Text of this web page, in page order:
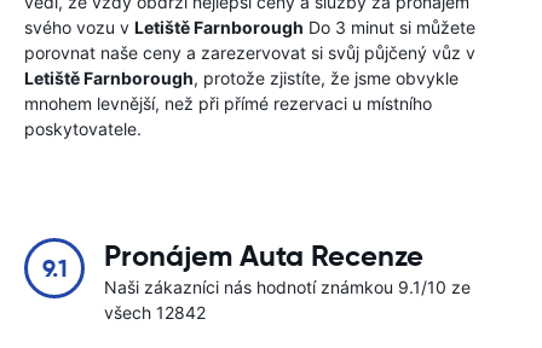
svého vozu v Letiště Farnborough Do 3 minut si můžete
porovnat naše ceny a zarezervovat si svůj půjčený vůz v
Letiště Farnborough, protože zjistíte, že jsme obvykle
mnohem levnější, než při přímé rezervaci u místního
poskytovatele.
9.1 Pronájem Auta Recenze
Naši zákazníci nás hodnotí známkou 9.1/10 ze
všech 12842